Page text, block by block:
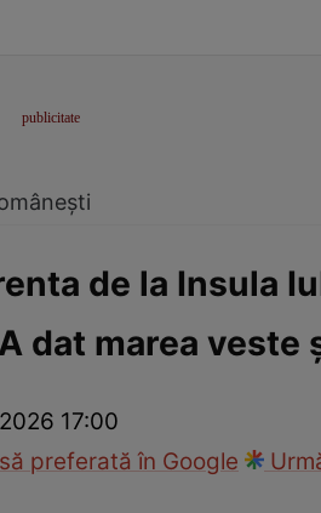
de la Insula
dat marea
17:00
preferată în Google